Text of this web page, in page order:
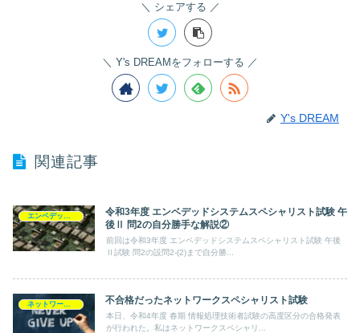
シェアする
Y's DREAMをフォローする
Y's DREAM
関連記事
エンベデッドシステムスペシャリスト
令和3年度 エンベデッドシステムスペシャリスト試験 午
後Ⅱ 問2の自分勝手な解説②
前回は令和3年度 エンベデッドシステムスペシャリスト試験 午後
Ⅱ試験 問2の設問2-(2)まで自分勝...
不合格だったネットワークスペシャリスト試験
本日、令和4年度 春期 情報処理技術者試験の高度区分の合格発表
が行われた。私はネットワークスペシャリ...